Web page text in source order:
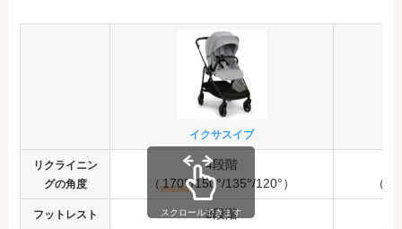
イクサスイブ
リクライニン
グの角度
4段階
（170°/150°/135°/120°） （
フットレスト 3段階
スクロールできます